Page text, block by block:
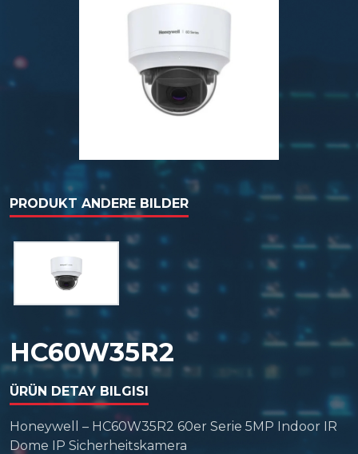
PRODUKT ANDERE BILDER
HC60W35R2
ÜRÜN DETAY BILGISI
Honeywell – HC60W35R2 60er Serie 5MP Indoor IR
Dome IP Sicherheitskamera